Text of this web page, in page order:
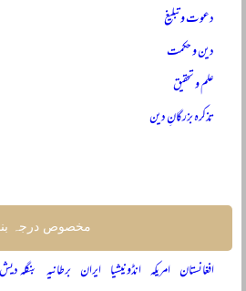
دعوت و تبلیغ
دین و حکمت
علم و تحقیق
تذکرہ بزرگانِ دین
مخصوص درجہ
افغانستان امریکہ انڈونیشیا ایران برطانیہ بنگلہ دیش